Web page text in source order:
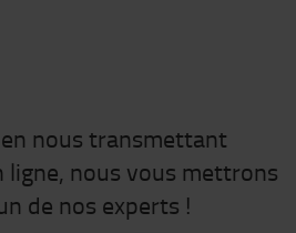
nous transmettant
ligne, nous vous mettrons
de nos experts !